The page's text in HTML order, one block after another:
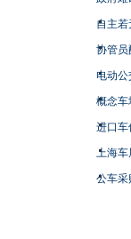
自主
协管员
电动
概念车
进口车
上海
公车采